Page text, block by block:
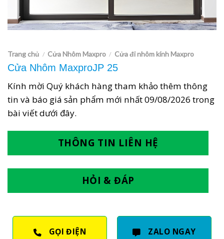
Trang chủ / Cửa Nhôm Maxpro / Cửa đi nhôm kính Maxpro
Cửa Nhôm MaxproJP 25
Kính mời Quý khách hàng tham khảo thêm thông
tin và báo giá sản phẩm mới nhất09/08/2026 trong
bài viết dưới đây.
THÔNG TIN LIÊN HỆ
HỎI & ĐÁP
GỌI ĐIỆN ZALO NGAY